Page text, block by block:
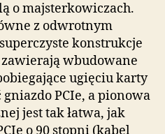
o majsterkowiczach.
z odwrotnym
konstrukcje
wbudowane
ugięciu karty
PCIe, a pionowa
jest tak łatwa, jak